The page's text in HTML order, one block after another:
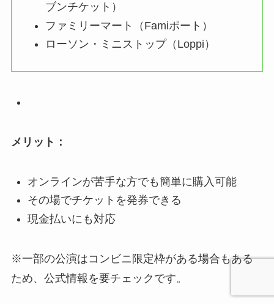
ブンチケット）
ファミリーマート（Famiポート）
ローソン・ミニストップ（Loppi）
メリット：
オンラインが苦手な方でも簡単に購入可能
その場でチケットを発券できる
現金払いにも対応
※一部の公演はコンビニ限定枠がある場合もある
ため、公式情報を要チェックです。